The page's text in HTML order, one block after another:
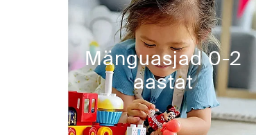
Mänguasjad 0-2
aastat